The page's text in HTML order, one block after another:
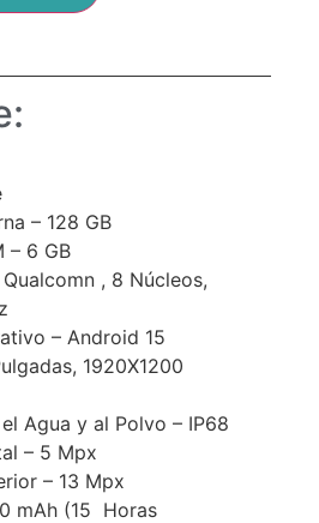
– 128 GB
– 6 GB
, 8 Núcleos,
– Android 15
1920X1200
Agua y al Polvo – IP68
– 5 Mpx
– 13 Mpx
mAh (15 Horas